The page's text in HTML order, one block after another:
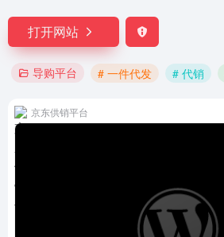
打开网站
导购平台 # 一件代发 # 代销
京东供销平台